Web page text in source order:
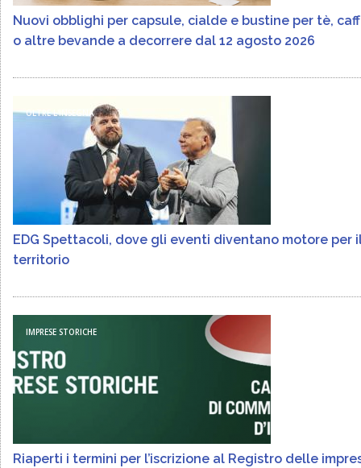
Nuovi obblighi per capsule, cialde e bustine per tè,
o altre bevande a decorrere dal 12 agosto 2026
OLTRE L'INSEGNA
EDG Spettacoli, dove gli eventi diventano motore per
territorio
IMPRESE STORICHE
Riaperti i termini per l’iscrizione al Registro delle